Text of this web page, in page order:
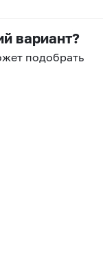
вариант?
подобрать